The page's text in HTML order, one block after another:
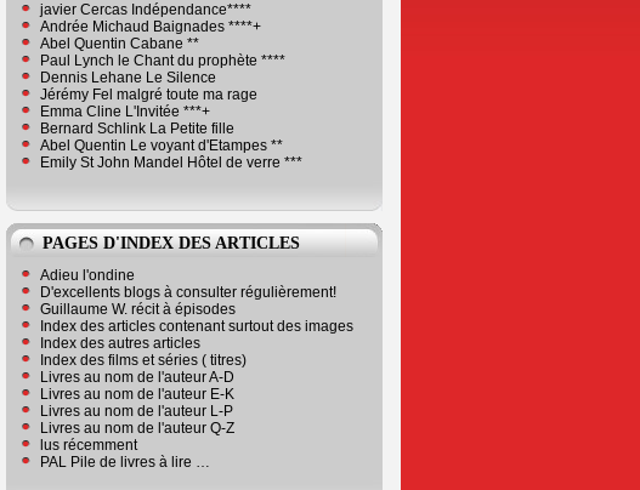
javier Cercas Indépendance****
Andrée Michaud Baignades ****+
Abel Quentin Cabane **
Paul Lynch le Chant du prophète ****
Dennis Lehane Le Silence
Jérémy Fel malgré toute ma rage
Emma Cline L'Invitée ***+
Bernard Schlink La Petite fille
Abel Quentin Le voyant d'Etampes **
Emily St John Mandel Hôtel de verre ***
PAGES D'INDEX DES ARTICLES
Adieu l'ondine
D'excellents blogs à consulter régulièrement!
Guillaume W. récit à épisodes
Index des articles contenant surtout des images
Index des autres articles
Index des films et séries ( titres)
Livres au nom de l'auteur A-D
Livres au nom de l'auteur E-K
Livres au nom de l'auteur L-P
Livres au nom de l'auteur Q-Z
lus récemment
PAL Pile de livres à lire …